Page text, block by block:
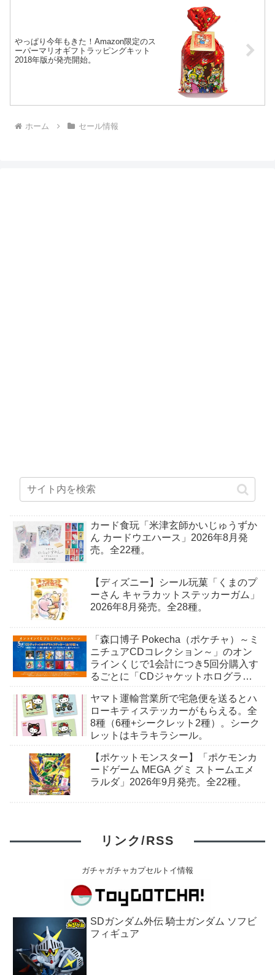
やっぱり今年もきた！Amazon限定のス
ーパーマリオギフトラッピングキット
2018年版が発売開始。
ホーム セール情報
カード食玩「米津玄師かいじゅうずか
ん カードウエハース」2026年8月発
売。全22種。
【ディズニー】シール玩菓「くまのプ
ーさん キャラカットステッカーガム」
2026年8月発売。全28種。
「森口博子 Pokecha（ポケチャ）～ミ
ニチュアCDコレクション～」のオン
ラインくじで1会計につき5回分購入す
るごとに「CDジャケットホログラム
月15日〜。
ヤマト運輸営業所で宅急便を送るとハ
ローキティステッカーがもらえる。全
8種（6種+シークレット2種）。シーク
レットはキラキラシール。
【ポケットモンスター】「ポケモンカ
ードゲーム MEGA グミ ストームエメ
ラルダ」2026年9月発売。全22種。
リンク/RSS
ガチャガチャカプセルトイ情報
SDガンダム外伝 騎士ガンダム ソフビ
フィギュア